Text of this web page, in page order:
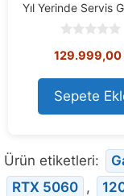
Yıl Yerinde Servis
o
t
o
f
5
129.999,00
Sepete
Ürün etiketleri:
RTX 5060 ,